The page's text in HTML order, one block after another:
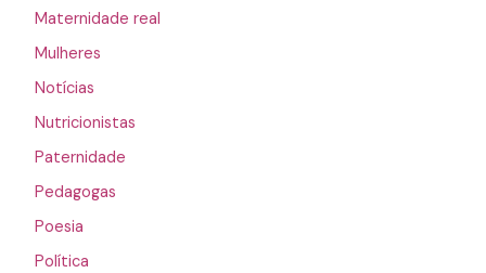
Maternidade real
Mulheres
Notícias
Nutricionistas
Paternidade
Pedagogas
Poesia
Política